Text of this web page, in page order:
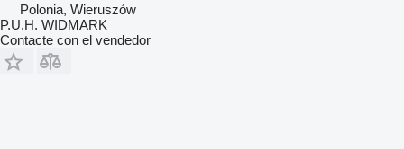
Polonia, Wieruszów
P.U.H. WIDMARK
Contacte con el vendedor